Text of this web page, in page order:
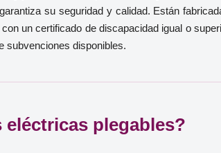
su seguridad y calidad. Están
un certificado de discapacidad igual o
subvenciones disponibles.
plegables?